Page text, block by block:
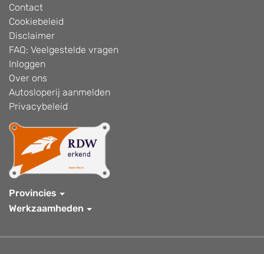
Contact
Cookiebeleid
Disclaimer
FAQ: Veelgestelde vragen
Inloggen
Over ons
Autosloperij aanmelden
Privacybeleid
Provincies
Werkzaamheden